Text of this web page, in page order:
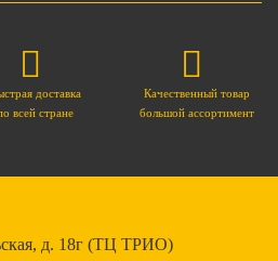
доставка
всей стране
Качественный товар
большой ассортимент
д. 18г (ТЦ ТРИО)